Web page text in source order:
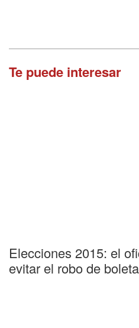
Te puede interesar
Elecciones 2015: el
evitar el robo de